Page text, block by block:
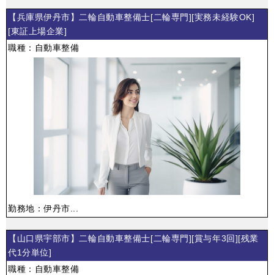
【兵庫県伊丹市】二輪自動車整備士[二輪専門][実務未経験OK]
[東証上場企業]
職種：自動車整備
勤務地：伊丹市...
【山口県宇部市】二輪自動車整備士[二輪専門][賞与年3回][残業
代1分単位]
職種：自動車整備